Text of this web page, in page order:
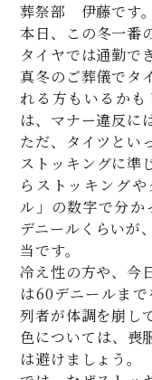
葬祭部 伊藤です。
本日、この冬一番
タイヤでは通勤で
真冬のご葬儀でタ
れる方もいるか
は、マナー違反に
ただ、タイツとい
ストッキングに準
らストッキング
ル」の数字で分か
デニールくらいが
当です。
冷え性の方や、今
は60デニールま
列者が体調を崩し
色については、喪
は避けましょう。